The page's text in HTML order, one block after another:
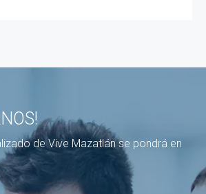
de Vive Mazatlán se pondrá en